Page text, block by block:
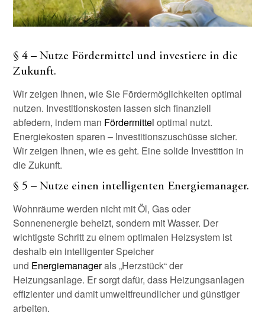
§ 4 – Nutze Fördermittel und investiere in die
Zukunft.
Wir zeigen Ihnen, wie Sie Fördermöglichkeiten optimal
nutzen. Investitionskosten lassen sich finanziell
abfedern, indem man Fördermittel optimal nutzt.
Energiekosten sparen – Investitionszuschüsse sicher.
Wir zeigen Ihnen, wie es geht. Eine solide Investition in
die Zukunft.
§ 5 – Nutze einen intelligenten Energiemanager.
Wohnräume werden nicht mit Öl, Gas oder
Sonnenenergie beheizt, sondern mit Wasser. Der
wichtigste Schritt zu einem optimalen Heizsystem ist
deshalb ein intelligenter Speicher
und Energiemanagerals „Herzstück“ der
Heizungsanlage. Er sorgt dafür, dass Heizungsanlagen
effizienter und damit umweltfreundlicher und günstiger
arbeiten.